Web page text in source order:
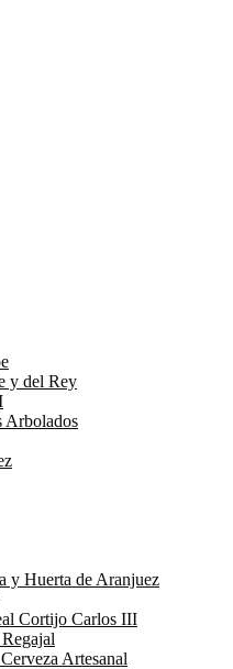
y del Rey
Arbolados
y Huerta de Aranjuez
Cortijo Carlos III
Artesanal